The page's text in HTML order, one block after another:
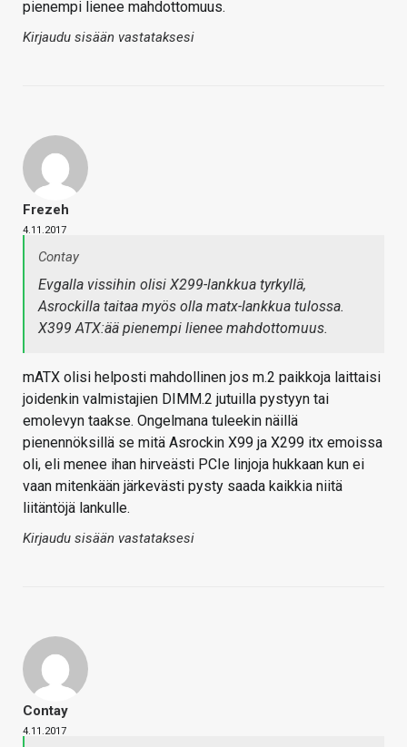
pienempi lienee mahdottomuus.
Kirjaudu sisään vastataksesi
Frezeh
4.11.2017
Contay
Evgalla vissihin olisi X299-lankkua tyrkyllä,
Asrockilla taitaa myös olla matx-lankkua tulossa.
X399 ATX:ää pienempi lienee mahdottomuus.
mATX olisi helposti mahdollinen jos m.2 paikkoja laittaisi
joidenkin valmistajien DIMM.2 jutuilla pystyyn tai
emolevyn taakse. Ongelmana tuleekin näillä
pienennöksillä se mitä Asrockin X99 ja X299 itx emoissa
oli, eli menee ihan hirveästi PCIe linjoja hukkaan kun ei
vaan mitenkään järkevästi pysty saada kaikkia niitä
liitäntöjä lankulle.
Kirjaudu sisään vastataksesi
Contay
4.11.2017